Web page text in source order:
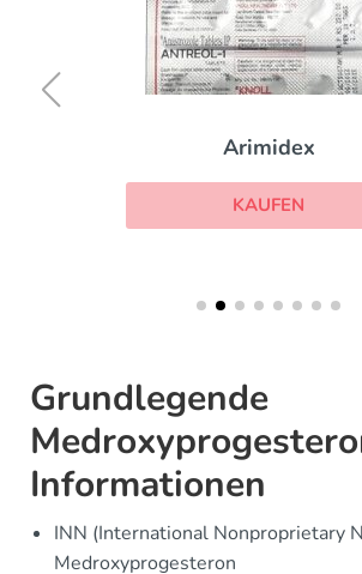
Arimidex
KAUFEN
Grundlegende
Informationen
INN (International Nonproprietary
Medroxyprogesteron